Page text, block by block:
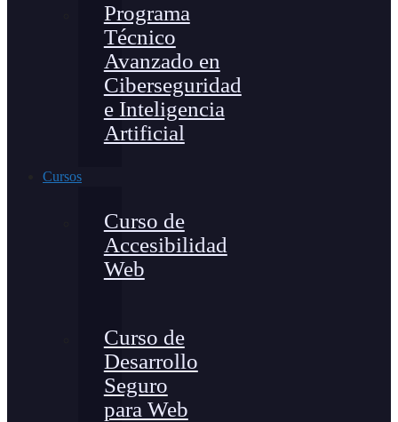
Programa
Técnico
Avanzado en
Ciberseguridad
e Inteligencia
Artificial
Cursos
Curso de
Accesibilidad
Web
Curso de
Desarrollo
Seguro
para Web